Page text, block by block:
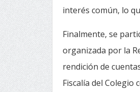
interés común, lo
Finalmente, se
organizada por la
rendición de
Fiscalía del